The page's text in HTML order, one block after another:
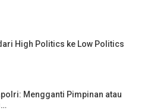
High Politics ke Low Politics
Mengganti Pimpinan atau